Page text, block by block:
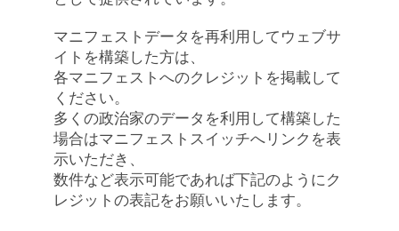
マニフェストデータを再利用してウェブサ
イトを構築した方は、
各マニフェストへのクレジットを掲載して
ください。
多くの政治家のデータを利用して構築した
場合はマニフェストスイッチへリンクを表
示いただき、
数件など表示可能であれば下記のようにク
レジットの表記をお願いいたします。